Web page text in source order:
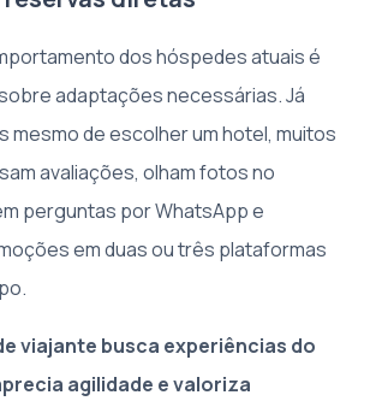
dos hóspedes atuais é
adaptações necessárias. Já
mesmo de escolher um hotel, muitos
avaliações, olham fotos no
perguntas por WhatsApp e
em duas ou três plataformas
viajante busca experiências do
agilidade e valoriza